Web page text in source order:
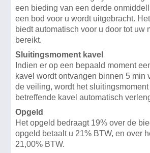
een bieding van een derde
een bod voor u wordt uitgebracht.
biedt automatisch voor u door tot uw
bereikt.
Sluitingsmoment kavel
Indien er op een bepaald moment
kavel wordt ontvangen binnen 5 min
de veiling, wordt het
betreffende kavel automatisch
Opgeld
Het opgeld bedraagt 19% over de
opgeld betaalt u 21% BTW, en over
21,00% BTW.